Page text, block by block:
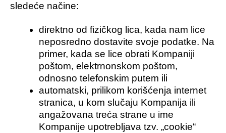
sledeće načine:
direktno od fizičkog lica, kada nam lice
neposredno dostavite svoje podatke. Na
primer, kada se lice obrati Kompaniji
poštom, elektrnonskom poštom,
odnosno telefonskim putem ili
automatski, prilikom korišćenja internet
stranica, u kom slučaju Kompanija ili
angažovana treća strane u ime
Kompanije upotrebljava tzv. „cookie“